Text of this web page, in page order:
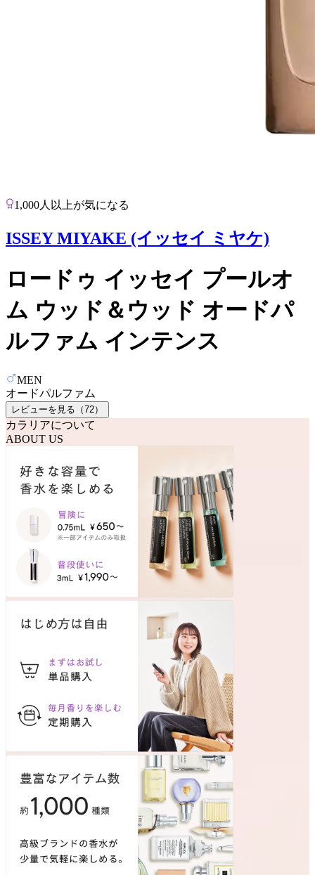
1,000人以上が気になる
ISSEY MIYAKE (イッセイ ミヤケ)
ロードゥ イッセイ プールオ
ム ウッド＆ウッド オードパ
ルファム インテンス
MEN
オードパルファム
レビューを見る（72）
カラリアについて
ABOUT US